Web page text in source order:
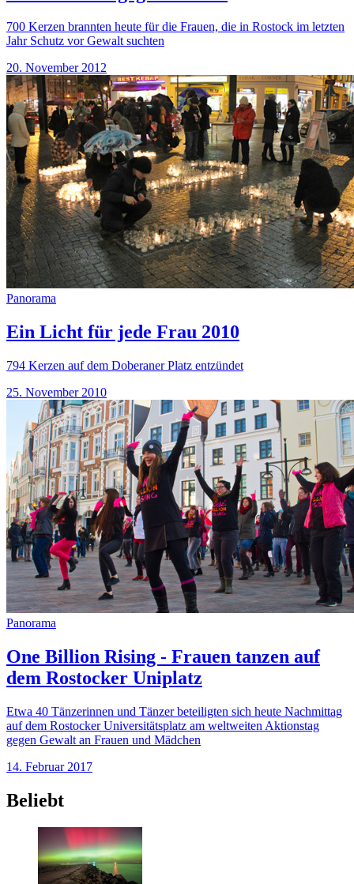
700 Kerzen brannten heute für die Frauen, die in Rostock im letzten
Jahr Schutz vor Gewalt suchten
20. November 2012
Panorama
Ein Licht für jede Frau 2010
794 Kerzen auf dem Doberaner Platz entzündet
25. November 2010
Panorama
One Billion Rising - Frauen tanzen auf
dem Rostocker Uniplatz
Etwa 40 Tänzerinnen und Tänzer beteiligten sich heute Nachmittag
auf dem Rostocker Universitätsplatz am weltweiten Aktionstag
gegen Gewalt an Frauen und Mädchen
14. Februar 2017
Beliebt